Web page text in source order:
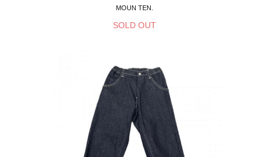
MOUN TEN.
SOLD OUT